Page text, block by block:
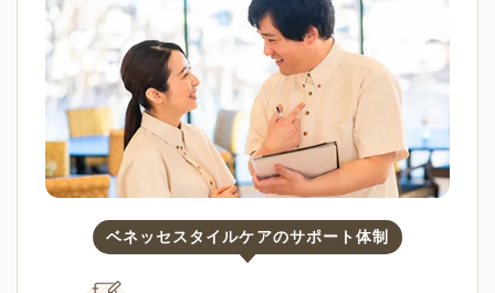
ベネッセスタイルケアのサポート体制